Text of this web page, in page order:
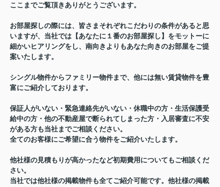
ここまでご覧頂きありがとうございます。
お部屋探しの際には、皆さまそれぞれこだわりの条件があると思
いますが、当社では【あなたに１番のお部屋探し】をモットーに
細かいヒアリングをし、南向きよりもあなた向きのお部屋をご提
案いたします。
シングル物件からファミリー物件まで、他には無い賃貸物件を豊
富にご紹介しております。
保証人がいない・緊急連絡先がいない・休職中の方・生活保護受
給中の方・他の不動産屋で断られてしまった方・入居審査に不安
がある方も当社までご相談ください。
全てのお客様にご希望に合う物件をご紹介いたします。
他社様の見積もりが高かったなど初期費用についてもご相談くだ
さい。
当社では他社様の掲載物件も全てご紹介可能です。他社様の掲載